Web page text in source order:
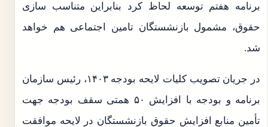
برنامه هفتم توسعه لحاظ کرد بنابراین متناسب سازی
حقوق، مشمول بازنشستگان تامین اجتماعی هم خواهد
شد.
در جریان تصویب کلیات لایحه بودجه ۱۴۰۳، رئیس سازمان
برنامه و بودجه با افزایش ۵۰ همتی سقف بودجه جهت
تأمین منابع افزایش حقوق بازنشستگان در لایحه موافقت